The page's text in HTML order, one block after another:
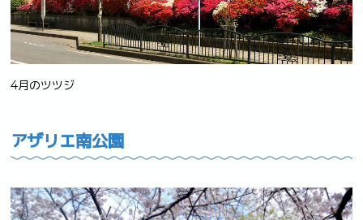
4月のツツジ
アザリエ南公園